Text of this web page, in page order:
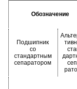
Обозначение
Подшипник
со
стандартным
сепаратором